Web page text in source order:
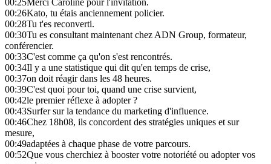
00:25Merci Caroline pour l'invitation.
00:26Kato, tu étais anciennement policier.
00:28Tu t'es reconverti.
00:30Tu es consultant maintenant chez ADN Group, formateur,
conférencier.
00:33C'est comme ça qu'on s'est rencontrés.
00:34Il y a une statistique qui dit qu'en temps de crise,
00:37on doit réagir dans les 48 heures.
00:39C'est quoi pour toi, quand une crise survient,
00:42le premier réflexe à adopter ?
00:43Surfer sur la tendance du marketing d'influence.
00:46Chez 18h08, ils concordent des stratégies uniques et sur
mesure,
00:49adaptées à chaque phase de votre parcours.
00:52Que vous cherchiez à booster votre notoriété ou adopter vos